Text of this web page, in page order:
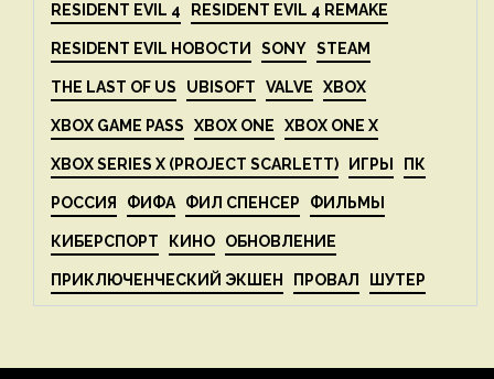
RESIDENT EVIL 4 RESIDENT EVIL 4 REMAKE
RESIDENT EVIL НОВОСТИ SONY STEAM
THE LAST OF US UBISOFT VALVE XBOX
XBOX GAME PASS XBOX ONE XBOX ONE X
XBOX SERIES X (PROJECT SCARLETT) ИГРЫ ПК
РОССИЯ ФИФА ФИЛ СПЕНСЕР ФИЛЬМЫ
КИБЕРСПОРТ КИНО ОБНОВЛЕНИЕ
ПРИКЛЮЧЕНЧЕСКИЙ ЭКШЕН ПРОВАЛ ШУТЕР